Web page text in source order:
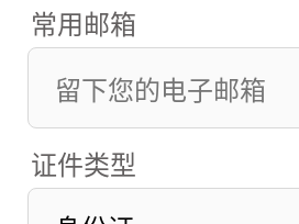
常用邮箱
证件类型